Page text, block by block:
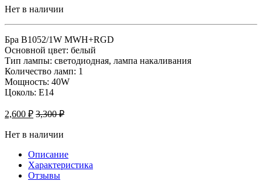
Нет в наличии
Бра B1052/1W MWH+RGD
Основной цвет: белый
Тип лампы: светодиодная, лампа накаливания
Количество ламп: 1
Мощность: 40W
Цоколь: Е14
2,600 ₽ 3,300₽
Нет в наличии
Описание
Характеристика
Отзывы